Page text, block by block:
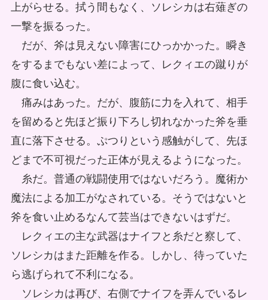
上がらせる。拭う間もなく、ソレシカは右薙ぎの
一撃を振るった。
だが、斧は見えない障害にひっかかった。瞬き
をするまでもない差によって、レクィエの蹴りが
腹に食い込む。
痛みはあった。だが、腹筋に力を入れて、相手
を留めると先ほど振り下ろし切れなかった斧を垂
直に落下させる。ぷつりという感触がして、先ほ
どまで不可視だった正体が見えるようになった。
糸だ。普通の戦闘使用ではないだろう。魔術か
魔法による加工がなされている。そうではないと
斧を食い止めるなんて芸当はできないはずだ。
レクィエの主な武器はナイフと糸だと察して、
ソレシカはまた距離を作る。しかし、待っていた
ら逃げられて不利になる。
ソレシカは再び、右側でナイフを弄んでいるレ